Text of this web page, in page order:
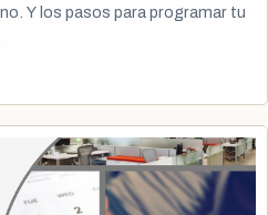
Y los pasos para programar tu